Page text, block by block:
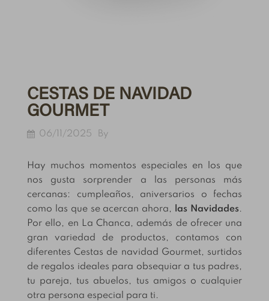
CESTAS DE NAVIDAD
GOURMET
06/11/2025 By
Hay muchos momentos especiales en los que
nos gusta sorprender a las personas más
cercanas: cumpleaños, aniversarios o fechas
como las que se acercan ahora,
las Navidades.
Por ello, en La Chanca, además de ofrecer una
gran variedad de productos, contamos con
diferentes Cestas de navidad Gourmet, surtidos
de regalos ideales para obsequiar a tus padres,
tu pareja, tus abuelos, tus amigos o cualquier
otra persona especial para ti.